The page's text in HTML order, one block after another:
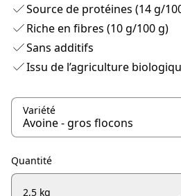
Source de protéines (14 g/
Riche en fibres (10 g/100 g)
Sans additifs
Issu de l’agriculture
Variété
Quantité
2,5 kg